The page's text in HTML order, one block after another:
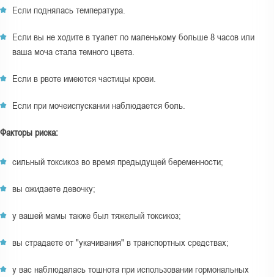
Если поднялась температура.
Если вы не ходите в туалет по маленькому больше 8 часов или
ваша моча стала темного цвета.
Если в рвоте имеются частицы крови.
Если при мочеиспускании наблюдается боль.
Факторы риска:
сильный токсикоз во время предыдущей беременности;
вы ожидаете девочку;
у вашей мамы также был тяжелый токсикоз;
вы страдаете от "укачивания" в транспортных средствах;
у вас наблюдалась тошнота при использовании гормональных